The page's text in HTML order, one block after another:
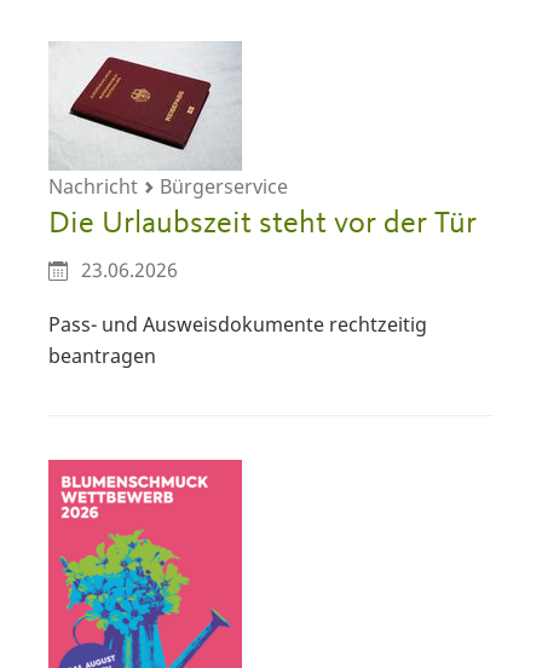
Nachricht Bürgerservice
Die Urlaubszeit steht vor der Tür
23.06.2026
Pass- und Ausweisdokumente rechtzeitig
beantragen